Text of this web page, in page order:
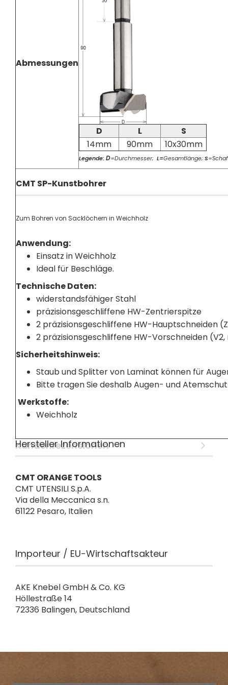
Abmessungen
D L
S
14mm
90mm 10x30mm
Legende: D=Durchmesser; L=Gesamtlänge;S
CMT SP-Kunstbohrer
Zum Bohren von Sacklöchern in Weichholz
Anwendung:
Einsatz in Weichholz
Ideal für Beschläge.
Technische Daten:
widerstandsfähiger Stahl
präzisionsgeschliffene HW-Zentrierspitze
2 präzisionsgeschliffene HW-Hauptschneiden
2 präzisionsgeschliffene HW-Vorschneiden
Sicherheitshinweis:
Staub und Splitter von Laminat können für
Bitte tragen Sie deshalb Augen- und
Werkstoffe:
Weichholz
Kundenrezensionen
Hersteller Informationen
CMT ORANGE TOOLS
CMT UTENSILI S.p.A.
Via della Meccanica s.n.
61122 Pesaro, Italien
Importeur / EU-Wirtschaftsakteur
AKE Knebel GmbH & Co. KG
Höllestraße 14
72336 Balingen, Deutschland